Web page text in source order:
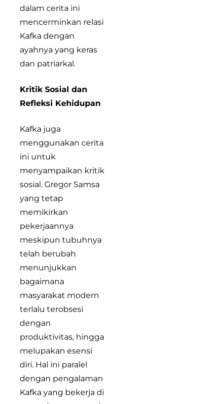
dalam cerita ini
mencerminkan relasi
Kafka dengan
ayahnya yang keras
dan patriarkal.
Kritik Sosial dan
Refleksi Kehidupan
Kafka juga
menggunakan cerita
ini untuk
menyampaikan kritik
sosial. Gregor Samsa
yang tetap
memikirkan
pekerjaannya
meskipun tubuhnya
telah berubah
menunjukkan
bagaimana
masyarakat modern
terlalu terobsesi
dengan
produktivitas, hingga
melupakan esensi
diri. Hal ini paralel
dengan pengalaman
Kafka yang bekerja di